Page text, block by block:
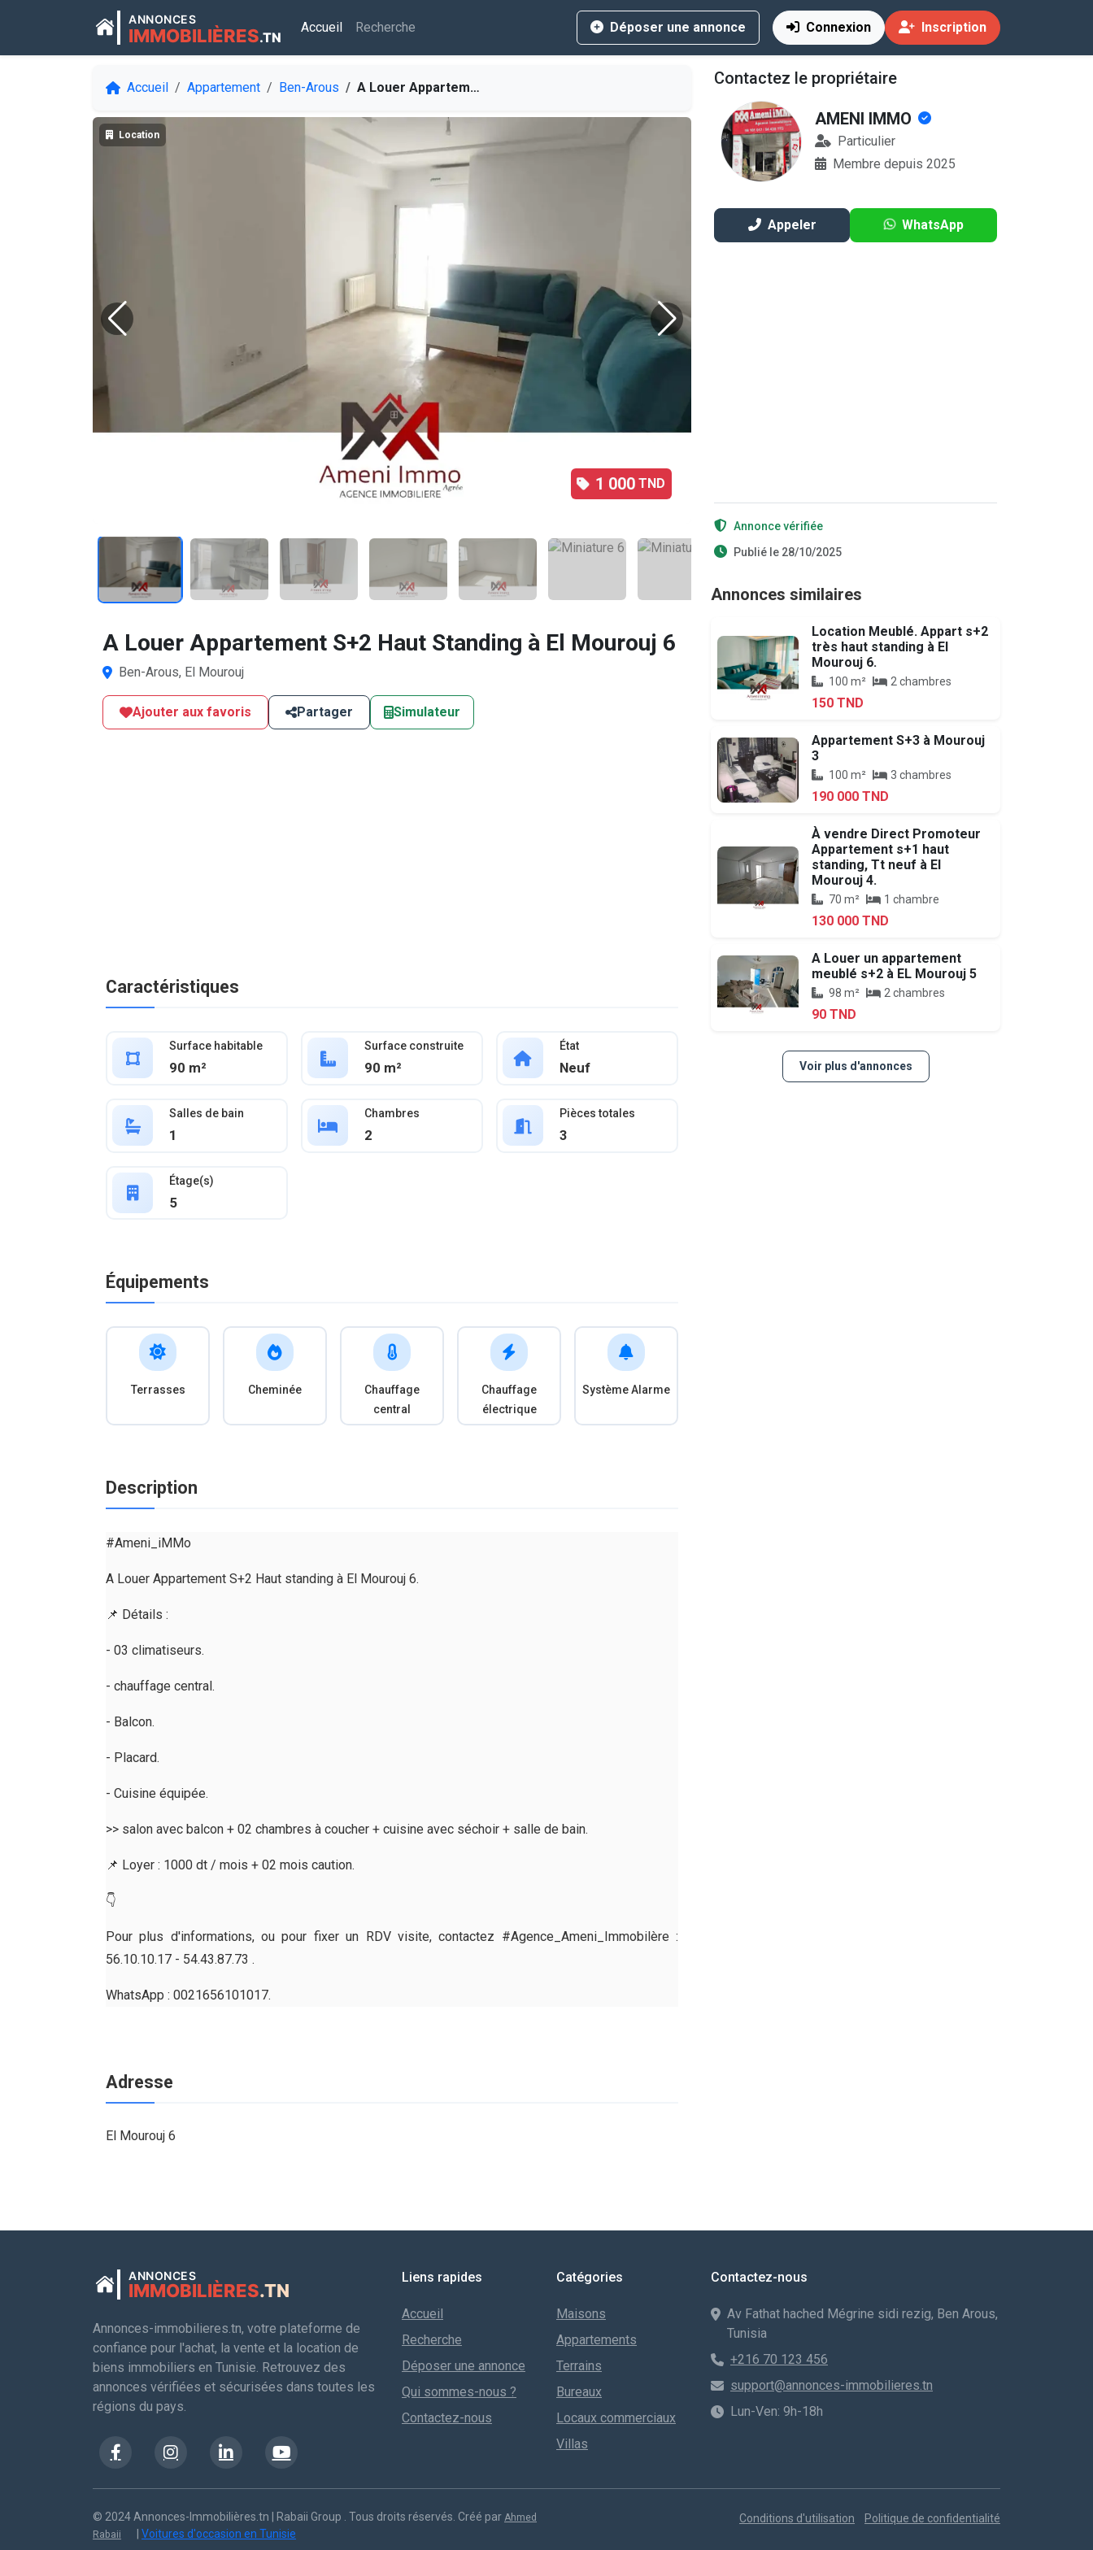
ANNONCES
IMMOBILIÈRES.TN
Accueil Recherche Déposer une annonce Connexion Inscription
Accueil Appartement Ben-Arous A Louer Appartement S+2 Haut standing à El Mourouj 6
1 000 TND
1/8
Location
/8
Location
A Louer Appartement S+2 Haut Standing à El Mourouj 6
Ben-Arous, El Mourouj
Ajouter aux favoris Partager Simulateur
Caractéristiques
Surface habitable
90 m²
Surface construite
90 m²
État
Neuf
Salles de bain
1
Chambres
2
Pièces totales
3
Étage(s)
5
Équipements
Terrasses Cheminée
Chauffage
central
Chauffage
électrique
Système Alarme
Description
#Ameni_iMMo
A Louer Appartement S+2 Haut standing à El Mourouj 6.
📌 Détails :
- 03 climatiseurs.
- chauffage central.
- Balcon.
- Placard.
- Cuisine équipée.
>> salon avec balcon + 02 chambres à coucher + cuisine avec séchoir + salle de bain.
📌 Loyer : 1000 dt / mois + 02 mois caution.
👇
Pour plus d'informations, ou pour fixer un RDV visite, contactez #Agence_Ameni_Immobilère :
56.10.10.17 - 54.43.87.73 .
WhatsApp : 0021656101017.
Adresse
El Mourouj 6
Contactez le propriétaire
AMENI IMMO
Particulier
Membre depuis 2025
Appeler WhatsApp
Annonce vérifiée
Publié le 28/10/2025
Annonces similaires
Location Meublé. Appart s+2
très haut standing à El
Mourouj 6.
100 m² 2 chambres
150 TND
Appartement S+3 à Mourouj
3
100 m² 3 chambres
190 000 TND
À vendre Direct Promoteur
Appartement s+1 haut
standing, Tt neuf à El
Mourouj 4.
70 m² 1 chambre
130 000 TND
A Louer un appartement
meublé s+2 à EL Mourouj 5
98 m² 2 chambres
90 TND
Voir plus d'annonces
ANNONCES
IMMOBILIÈRES.TN
Annonces-immobilieres.tn, votre plateforme de
confiance pour l'achat, la vente et la location de
biens immobiliers en Tunisie. Retrouvez des
annonces vérifiées et sécurisées dans toutes les
régions du pays.
Liens rapides
Accueil
Recherche
Déposer une annonce
Qui sommes-nous ?
Contactez-nous
Catégories
Maisons
Appartements
Terrains
Bureaux
Locaux commerciaux
Villas
Contactez-nous
Av Fathat hached Mégrine sidi rezig, Ben Arous,
Tunisia
+216 70 123 456
support@annonces-immobilieres.tn
Lun-Ven: 9h-18h
© 2024 Annonces-Immobilières.tn | Rabaii Group . Tous droits réservés. Créé par Ahmed
Rabaii
Voitures d'occasion en Tunisie
Conditions d'utilisation Politique de confidentialité